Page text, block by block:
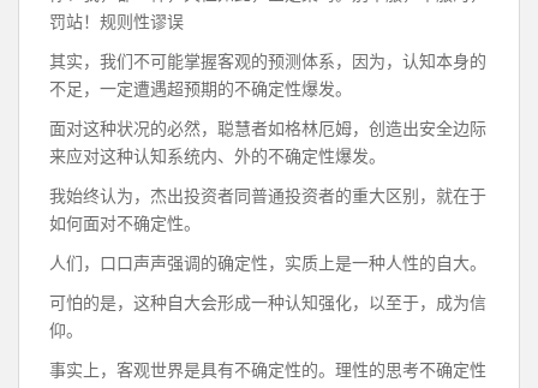
罚站！规则性谬误
其实，我们不可能掌握客观的预测体系，因为，认知本身的
不足，一定遭遇超预期的不确定性爆发。
面对这种状况的必然，聪慧者如格林厄姆，创造出安全边际
来应对这种认知系统内、外的不确定性爆发。
我始终认为，杰出投资者同普通投资者的重大区别，就在于
如何面对不确定性。
人们，口口声声强调的确定性，实质上是一种人性的自大。
可怕的是，这种自大会形成一种认知强化，以至于，成为信
仰。
事实上，客观世界是具有不确定性的。理性的思考不确定性